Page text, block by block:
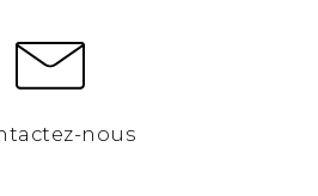
nous